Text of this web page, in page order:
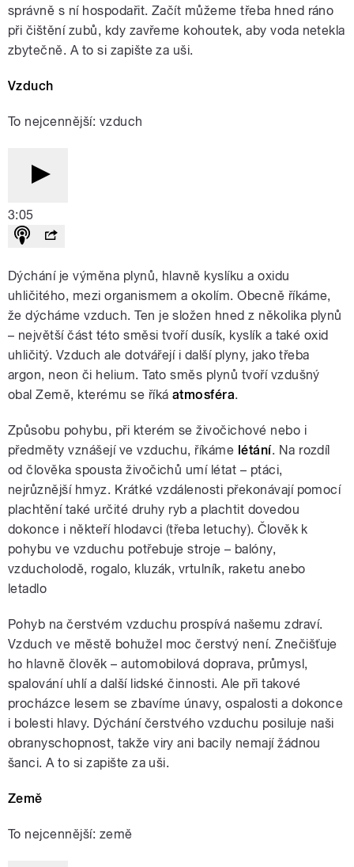
správně s ní hospodařit. Začít můžeme třeba hned ráno
při čištění zubů, kdy zavřeme kohoutek, aby voda netekla
zbytečně. A to si zapište za uši.
Vzduch
To nejcennější: vzduch
3:05
Dýchání je výměna plynů, hlavně kyslíku a oxidu
uhličitého, mezi organismem a okolím. Obecně říkáme,
že dýcháme vzduch. Ten je složen hned z několika plynů
– největší část této směsi tvoří dusík, kyslík a také oxid
uhličitý. Vzduch ale dotvářejí i další plyny, jako třeba
argon, neon či helium. Tato směs plynů tvoří vzdušný
obal Země, kterému se říká atmosféra.
Způsobu pohybu, při kterém se živočichové nebo i
předměty vznášejí ve vzduchu, říkáme létání. Na rozdíl
od člověka spousta živočichů umí létat – ptáci,
nejrůznější hmyz. Krátké vzdálenosti překonávají pomocí
plachtění také určité druhy ryb a plachtit dovedou
dokonce i někteří hlodavci (třeba letuchy). Člověk k
pohybu ve vzduchu potřebuje stroje – balóny,
vzducholodě, rogalo, kluzák, vrtulník, raketu anebo
letadlo
Pohyb na čerstvém vzduchu prospívá našemu zdraví.
Vzduch ve městě bohužel moc čerstvý není. Znečišťuje
ho hlavně člověk – automobilová doprava, průmysl,
spalování uhlí a další lidské činnosti. Ale při takové
procházce lesem se zbavíme únavy, ospalosti a dokonce
i bolesti hlavy. Dýchání čerstvého vzduchu posiluje naši
obranyschopnost, takže viry ani bacily nemají žádnou
šanci. A to si zapište za uši.
Země
To nejcennější: země